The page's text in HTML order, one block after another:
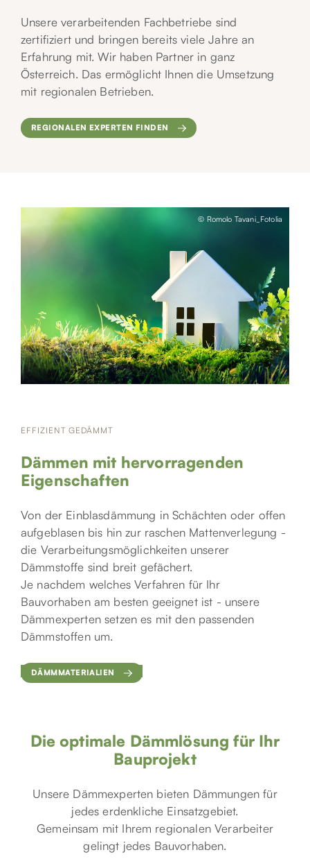
Unsere verarbeitenden Fachbetriebe sind
zertifiziert und bringen bereits viele Jahre an
Erfahrung mit.Wir haben Partner in ganz
Österreich. Das ermöglicht Ihnen die Umsetzung
mit regionalen Betrieben.
REGIONALEN EXPERTEN FINDEN
EFFIZIENT GEDÄMMT
Dämmen mit hervorragenden
Eigenschaften
Von der Einblasdämmung in Schächten oder offen
aufgeblasen bis hin zur raschen Mattenverlegung -
die Verarbeitungsmöglichkeiten unserer
Dämmstoffe sind breit gefächert.
Je nachdem welches Verfahren für Ihr
Bauvorhaben am besten geeignet ist - unsere
Dämmexperten setzen es mit den passenden
Dämmstoffen um.
DÄMMMATERIALIEN
© Romolo Tavani_Fotolia
Die optimale Dämmlösung für Ihr
Bauprojekt
Unsere Dämmexperten bieten Dämmungen für
jedes erdenkliche Einsatzgebiet.
Gemeinsam mit Ihrem regionalen Verarbeiter
gelingt jedes Bauvorhaben.